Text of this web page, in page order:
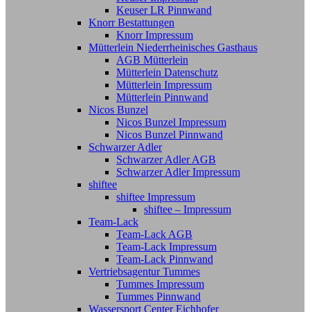
Keuser LR Pinnwand
Knorr Bestattungen
Knorr Impressum
Mütterlein Niederrheinisches Gasthaus
AGB Mütterlein
Mütterlein Datenschutz
Mütterlein Impressum
Mütterlein Pinnwand
Nicos Bunzel
Nicos Bunzel Impressum
Nicos Bunzel Pinnwand
Schwarzer Adler
Schwarzer Adler AGB
Schwarzer Adler Impressum
shiftee
shiftee Impressum
shiftee – Impressum
Team-Lack
Team-Lack AGB
Team-Lack Impressum
Team-Lack Pinnwand
Vertriebsagentur Tummes
Tummes Impressum
Tummes Pinnwand
Wassersport Center Eichhofer